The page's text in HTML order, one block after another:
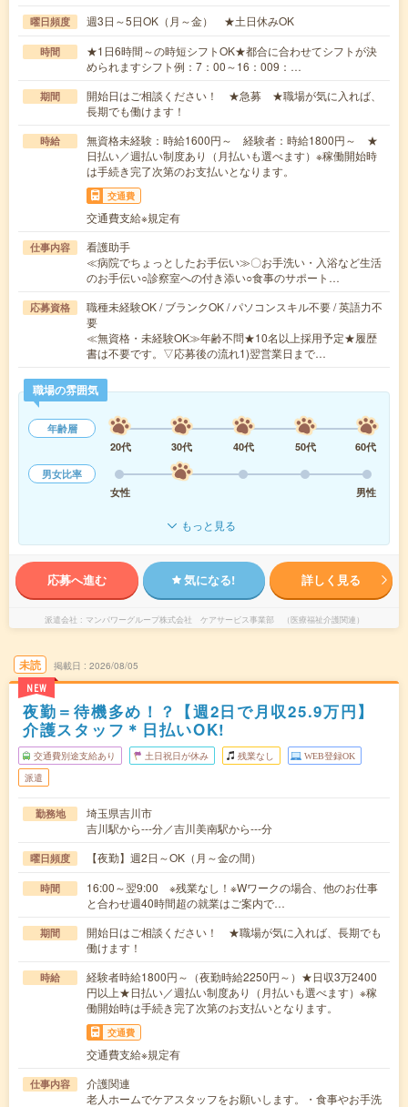
曜日頻度 週3日～5日OK（月～金） ★土日休みOK
時間
★1日6時間～の時短シフトOK★都合に合わせてシフトが決
められますシフト例：7：00～16：009：…
期間
開始日はご相談ください！ ★急募 ★職場が気に入れば、
長期でも働けます！
時給
無資格未経験：時給1600円～ 経験者：時給1800円～ ★
日払い／週払い制度あり（月払いも選べます）※稼働開始時
は手続き完了次第のお支払いとなります。
交通費
交通費支給※規定有
仕事内容
看護助手
≪病院でちょっとしたお手伝い≫〇お手洗い・入浴など生活
のお手伝い○診察室への付き添い○食事のサポート…
応募資格
職種未経験OK / ブランクOK / パソコンスキル不要 / 英語力不
要
≪無資格・未経験OK≫年齢不問★10名以上採用予定★履歴
書は不要です。▽応募後の流れ1)翌営業日まで…
職場の雰囲気
年齢層
20代
30代 40代 50代
60代
男女比率
女性
男性
もっと見る
応募へ進む 気になる! 詳しく見る
派遣会社 マンパワーグループ株式会社 ケアサービス事業部 （医療福祉介護関連）
未読
NEW
掲載日 2026/08/05
夜勤＝待機多め！？【週2日で月収25.9万円】
介護スタッフ＊日払いOK!
交通費別途支給あり 土日祝日が休み 残業なし WEB登録OK
派遣
勤務地
埼玉県吉川市
吉川駅から---分／吉川美南駅から---分
曜日頻度 【夜勤】週2日～OK（月～金の間）
時間
16:00～翌9:00 ※残業なし！※Wワークの場合、他のお仕事
と合わせ週40時間超の就業はご案内で…
期間
開始日はご相談ください！ ★職場が気に入れば、長期でも
働けます！
時給
経験者時給1800円～（夜勤時給2250円～）★日収3万2400
円以上★日払い／週払い制度あり（月払いも選べます）※稼
働開始時は手続き完了次第のお支払いとなります。
交通費
交通費支給※規定有
仕事内容
介護関連
老人ホームでケアスタッフをお願いします。・食事やお手洗